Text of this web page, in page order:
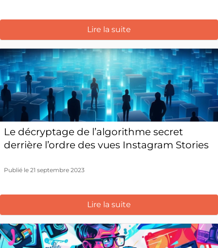
Lire la suite
Le décryptage de l’algorithme secret
derrière l’ordre des vues Instagram Stories
Publié le 21 septembre 2023
Lire la suite